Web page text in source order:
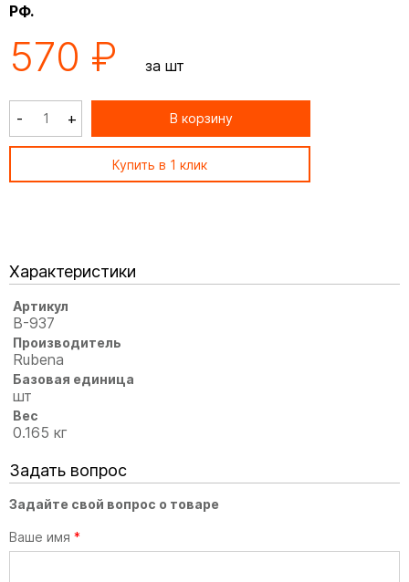
РФ.
570 ₽ за шт
- + В корзину
Купить в 1 клик
Характеристики
Артикул
В-937
Производитель
Rubena
Базовая единица
шт
Вес
0.165 кг
Задать вопрос
Задайте свой вопрос о товаре
Ваше имя *